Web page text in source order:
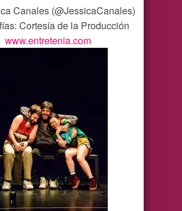
Canales (@JessicaCanales)
Cortesía de la Producción
www.entretenia.com